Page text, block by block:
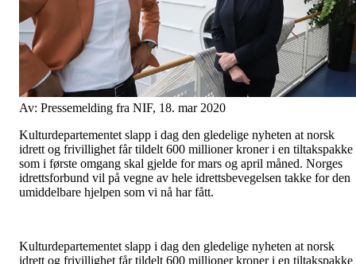
Av: Pressemelding fra NIF, 18. mar 2020
Kulturdepartementet slapp i dag den gledelige nyheten at norsk
idrett og frivillighet får tildelt 600 millioner kroner i en tiltakspakke
som i første omgang skal gjelde for mars og april måned. Norges
idrettsforbund vil på vegne av hele idrettsbevegelsen takke for den
umiddelbare hjelpen som vi nå har fått.
Kulturdepartementet slapp i dag den gledelige nyheten at norsk
idrett og frivillighet får tildelt 600 millioner kroner i en tiltakspakke